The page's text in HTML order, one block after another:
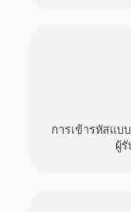
การเข้ารหัสแบ
ผู้